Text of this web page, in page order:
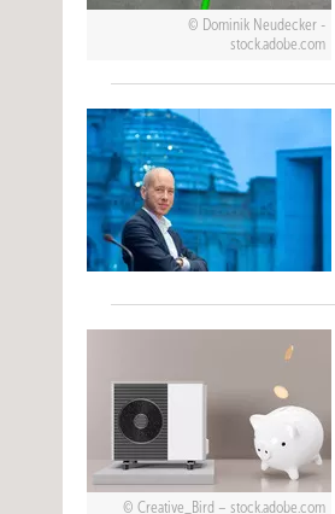
Dominik Neudecker -
stock.adobe.com
Creative_Bird – stock.adobe.com